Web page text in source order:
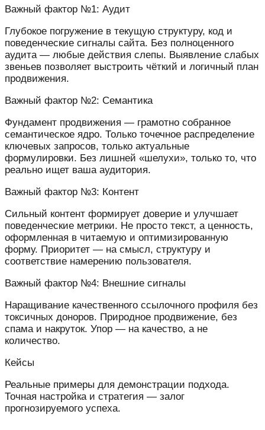
Важный фактор №1: Аудит
Глубокое погружение в текущую структуру, код и
поведенческие сигналы сайта. Без полноценного
аудита — любые действия слепы. Выявление слабых
звеньев позволяет выстроить чёткий и логичный план
продвижения.
Важный фактор №2: Семантика
Фундамент продвижения — грамотно собранное
семантическое ядро. Только точечное распределение
ключевых запросов, только актуальные
формулировки. Без лишней «шелухи», только то, что
реально ищет ваша аудитория.
Важный фактор №3: Контент
Сильный контент формирует доверие и улучшает
поведенческие метрики. Не просто текст, а ценность,
оформленная в читаемую и оптимизированную
форму. Приоритет — на смысл, структуру и
соответствие намерению пользователя.
Важный фактор №4: Внешние сигналы
Наращивание качественного ссылочного профиля без
токсичных доноров. Природное продвижение, без
спама и накруток. Упор — на качество, а не
количество.
Кейсы
Реальные примеры для демонстрации подхода.
Точная настройка и стратегия — залог
прогнозируемого успеха.